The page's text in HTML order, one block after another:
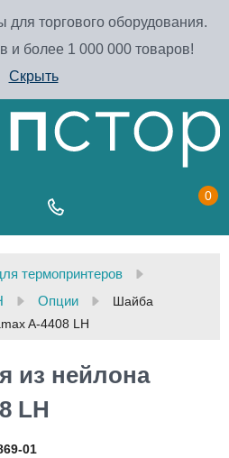
для торгового оборудования.
и более 1 000 000 товаров!
Скрыть
0
термопринтеров
Опции
Шайба
A-4408 LH
из нейлона
LH
01